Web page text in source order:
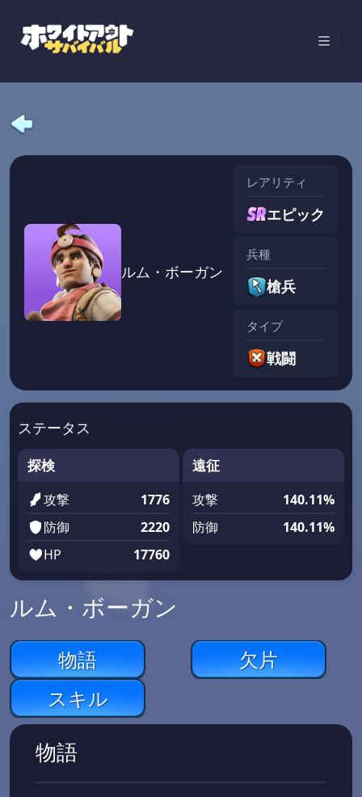
ルム・ボーガン
レアリティ
エピック
兵種
槍兵
タイプ
戦闘
ステータス
探検
攻撃
1776
防御
2220
HP
17760
遠征
攻撃
140.11%
防御
140.11%
ルム・ボーガン
物語
欠片
スキル
物語